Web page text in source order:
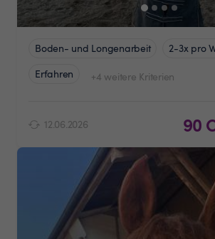
Boden- und Longenarbeit
2-3x pro
Erfahren
+4 weitere Kriterien
12.06.2026 90